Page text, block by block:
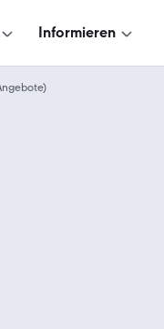
Informieren